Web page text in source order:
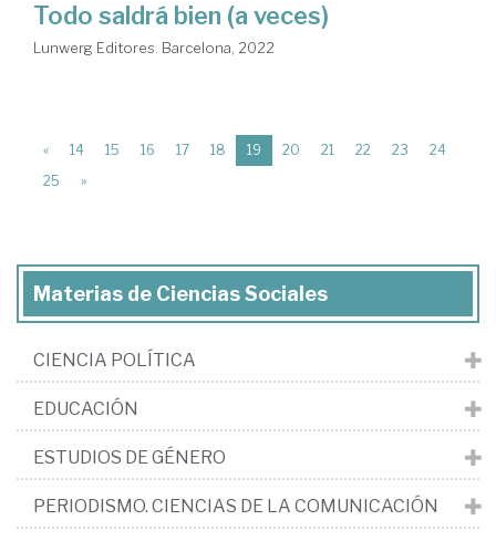
Todo saldrá bien (a veces)
Lunwerg Editores. Barcelona, 2022
« 14 15 16 17 18 19 (current)
20 21 22 23
24
25
»
Materias de Ciencias Sociales
CIENCIA POLÍTICA
EDUCACIÓN
ESTUDIOS DE GÉNERO
PERIODISMO. CIENCIAS DE LA COMUNICACIÓN